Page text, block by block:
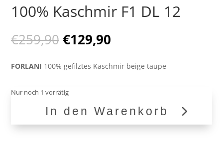
100% Kaschmir F1 DL 12
€259,90Ursprünglicher
Preis
war:
€259,90
€129,90
ist:
€129,90.
FORLANI 100% gefilztes Kaschmir beige taupe
Nur noch 1 vorrätig
Kaschmir
In den Warenkorb